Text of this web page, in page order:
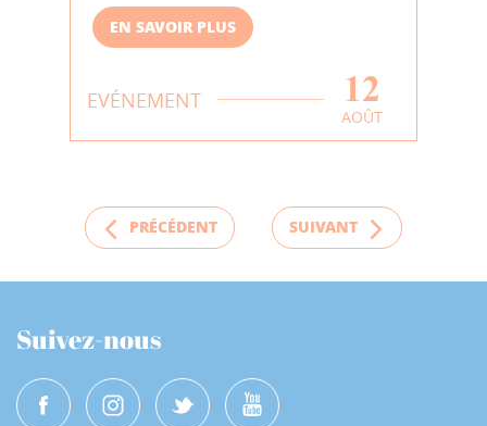
EN SAVOIR PLUS
EVÉNEMENT 12
AOÛT
PRÉCÉDENT SUIVANT
Suivez-nous